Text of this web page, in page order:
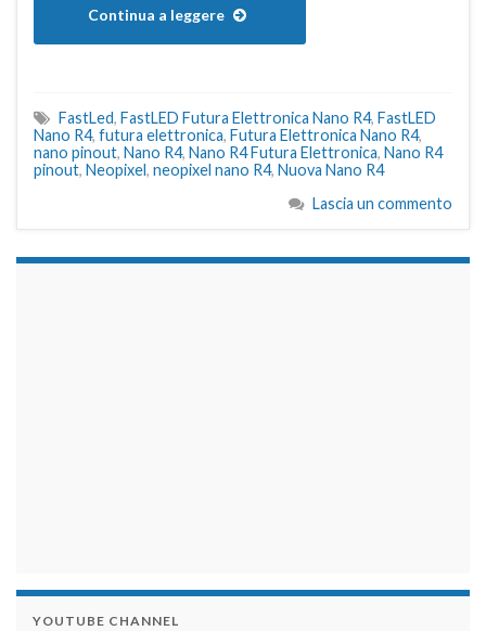
Continua a leggere
FastLed, FastLED Futura Elettronica Nano R4, FastLED
Nano R4, futura elettronica, Futura Elettronica Nano R4,
nano pinout, Nano R4, Nano R4 Futura Elettronica, Nano R4
pinout, Neopixel, neopixel nano R4, Nuova Nano R4
Lascia un commento
YOUTUBE CHANNEL